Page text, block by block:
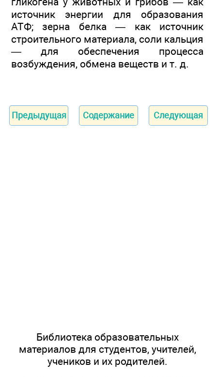
источник энергии для образования
АТФ; зерна белка — как источник
строительного материала, соли кальция
— для обеспечения процесса
возбуждения, обмена веществ и т. д.
Предыдущая Содержание Следующая
Библиотека образовательных
материалов для студентов, учителей,
учеников и их родителей.